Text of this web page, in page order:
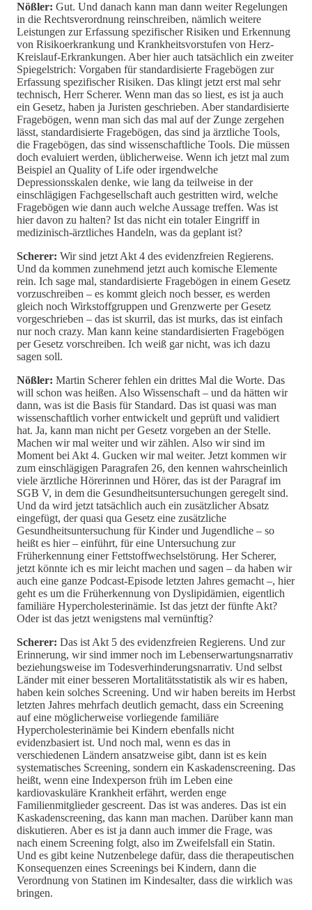
Nößler: Gut. Und danach kann man dann weiter Regelungen
in die Rechtsverordnung reinschreiben, nämlich weitere
Leistungen zur Erfassung spezifischer Risiken und Erkennung
von Risikoerkrankung und Krankheitsvorstufen von Herz-
Kreislauf-Erkrankungen. Aber hier auch tatsächlich ein zweiter
Spiegelstrich: Vorgaben für standardisierte Fragebögen zur
Erfassung spezifischer Risiken. Das klingt jetzt erst mal sehr
technisch, Herr Scherer. Wenn man das so liest, es ist ja auch
ein Gesetz, haben ja Juristen geschrieben. Aber standardisierte
Fragebögen, wenn man sich das mal auf der Zunge zergehen
lässt, standardisierte Fragebögen, das sind ja ärztliche Tools,
die Fragebögen, das sind wissenschaftliche Tools. Die müssen
doch evaluiert werden, üblicherweise. Wenn ich jetzt mal zum
Beispiel an Quality of Life oder irgendwelche
Depressionsskalen denke, wie lang da teilweise in der
einschlägigen Fachgesellschaft auch gestritten wird, welche
Fragebögen wie dann auch welche Aussage treffen. Was ist
hier davon zu halten? Ist das nicht ein totaler Eingriff in
medizinisch-ärztliches Handeln, was da geplant ist?
Scherer: Wir sind jetzt Akt 4 des evidenzfreien Regierens.
Und da kommen zunehmend jetzt auch komische Elemente
rein. Ich sage mal, standardisierte Fragebögen in einem Gesetz
vorzuschreiben – es kommt gleich noch besser, es werden
gleich noch Wirkstoffgruppen und Grenzwerte per Gesetz
vorgeschrieben – das ist skurril, das ist murks, das ist einfach
nur noch crazy. Man kann keine standardisierten Fragebögen
per Gesetz vorschreiben. Ich weiß gar nicht, was ich dazu
sagen soll.
Nößler: Martin Scherer fehlen ein drittes Mal die Worte. Das
will schon was heißen. Also Wissenschaft – und da hätten wir
dann, was ist die Basis für Standard. Das ist quasi was man
wissenschaftlich vorher entwickelt und geprüft und validiert
hat. Ja, kann man nicht per Gesetz vorgeben an der Stelle.
Machen wir mal weiter und wir zählen. Also wir sind im
Moment bei Akt 4. Gucken wir mal weiter. Jetzt kommen wir
zum einschlägigen Paragrafen 26, den kennen wahrscheinlich
viele ärztliche Hörerinnen und Hörer, das ist der Paragraf im
SGB V, in dem die Gesundheitsuntersuchungen geregelt sind.
Und da wird jetzt tatsächlich auch ein zusätzlicher Absatz
eingefügt, der quasi qua Gesetz eine zusätzliche
Gesundheitsuntersuchung für Kinder und Jugendliche – so
heißt es hier – einführt, für eine Untersuchung zur
Früherkennung einer Fettstoffwechselstörung. Her Scherer,
jetzt könnte ich es mir leicht machen und sagen – da haben wir
auch eine ganze Podcast-Episode letzten Jahres gemacht –, hier
geht es um die Früherkennung von Dyslipidämien, eigentlich
familiäre Hypercholesterinämie. Ist das jetzt der fünfte Akt?
Oder ist das jetzt wenigstens mal vernünftig?
Scherer: Das ist Akt 5 des evidenzfreien Regierens. Und zur
Erinnerung, wir sind immer noch im Lebenserwartungsnarrativ
beziehungsweise im Todesverhinderungsnarrativ. Und selbst
Länder mit einer besseren Mortalitätsstatistik als wir es haben,
haben kein solches Screening. Und wir haben bereits im Herbst
letzten Jahres mehrfach deutlich gemacht, dass ein Screening
auf eine möglicherweise vorliegende familiäre
Hypercholesterinämie bei Kindern ebenfalls nicht
evidenzbasiert ist. Und noch mal, wenn es das in
verschiedenen Ländern ansatzweise gibt, dann ist es kein
systematisches Screening, sondern ein Kaskadenscreening. Das
heißt, wenn eine Indexperson früh im Leben eine
kardiovaskuläre Krankheit erfährt, werden enge
Familienmitglieder gescreent. Das ist was anderes. Das ist ein
Kaskadenscreening, das kann man machen. Darüber kann man
diskutieren. Aber es ist ja dann auch immer die Frage, was
nach einem Screening folgt, also im Zweifelsfall ein Statin.
Und es gibt keine Nutzenbelege dafür, dass die therapeutischen
Konsequenzen eines Screenings bei Kindern, dann die
Verordnung von Statinen im Kindesalter, dass die wirklich was
bringen.